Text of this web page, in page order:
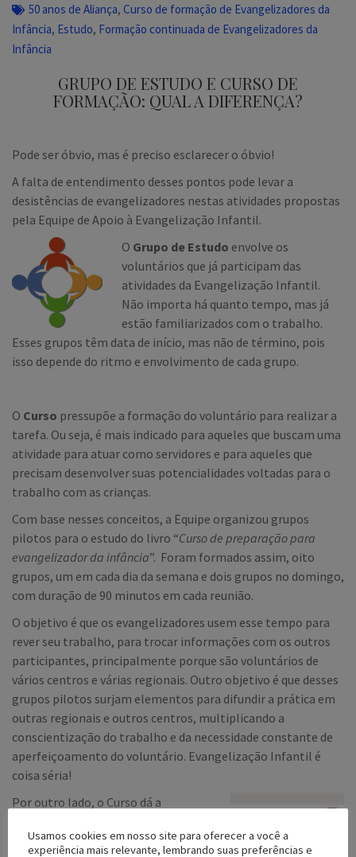
50 anos de Aliança, Curso de formação de Evangelizadores da
Infância, Estudo, Formação continuada de Evangelizadores da
Infância
GRUPO DE ESTUDO E CURSO DE
FORMAÇÃO: QUAL A DIFERENÇA?
Pode ser óbvio, mas é preciso esclarecer o óbvio!
A falta de entendimento desses pontos pode levar a
desistências de evangelizadores nestas atividades propostas
pela Equipe de Apoio à Evangelização Infantil.
O Grupo de Estudo envolve os
voluntários que já participam das
atividades da Evangelização Infantil.
Não importa há quanto tempo, mas já
estão familiarizados com o trabalho.
Esses grupos têm data de início, mas não de término, pois
isso depende do ritmo e envolvimento de cada grupo.
O Curso pressupõe a formação do voluntário para realizar a
tarefa. Ou seja, é mais indicado para aqueles que buscam uma
atividade para atuar como servidores e para aqueles que
precisam desenvolver suas potencialidades voltadas para o
trabalho com as crianças.
Com base nesses conceitos, a Equipe organizou grupos
pilotos para o estudo do livro “Curso de preparação para
evangelizador da infância”. Foram formados assim, oito
grupos, um em cada dia da semana e dois grupos no domingo,
com duração de 90 minutos em cada reunião.
O objetivo é que os evangelizadores usem esse tempo para
rever seu trabalho, para trocar informações com os outros
participantes, principalmente porque são voluntários de
vários centros e várias regionais. Outro objetivo é que desses
grupos pilotos surjam elementos para difundir a prática em
outras regionais e outros centros, multiplicando a
conscientização do trabalho e da necessidade constante de
aperfeiçoamento do voluntário. Evangelização Infantil é
coisa séria!
Por outro lado, o Curso dá a
implantação do trabalho nos
Usamos cookies em nosso site para oferecer a você a
experiência mais relevante, lembrando suas preferências e